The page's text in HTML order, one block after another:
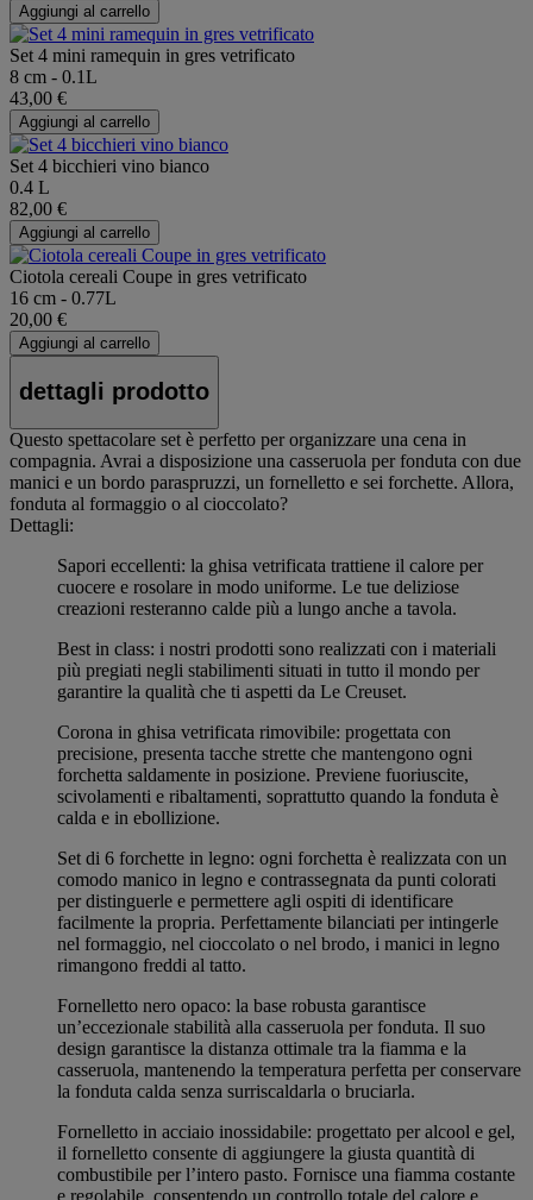
Aggiungi al carrello
Set 4 mini ramequin in gres vetrificato
8 cm - 0.1L
43,00 €
Aggiungi al carrello
Set 4 bicchieri vino bianco
0.4 L
82,00 €
Aggiungi al carrello
Ciotola cereali Coupe in gres vetrificato
16 cm - 0.77L
20,00 €
Aggiungi al carrello
dettagli prodotto
Questo spettacolare set è perfetto per organizzare una cena in
compagnia. Avrai a disposizione una casseruola per fonduta con due
manici e un bordo paraspruzzi, un fornelletto e sei forchette. Allora,
fonduta al formaggio o al cioccolato?
Dettagli:
Sapori eccellenti: la ghisa vetrificata trattiene il calore per
cuocere e rosolare in modo uniforme. Le tue deliziose
creazioni resteranno calde più a lungo anche a tavola.
Best in class: i nostri prodotti sono realizzati con i materiali
più pregiati negli stabilimenti situati in tutto il mondo per
garantire la qualità che ti aspetti da Le Creuset.
Corona in ghisa vetrificata rimovibile: progettata con
precisione, presenta tacche strette che mantengono ogni
forchetta saldamente in posizione. Previene fuoriuscite,
scivolamenti e ribaltamenti, soprattutto quando la fonduta è
calda e in ebollizione.
Set di 6 forchette in legno: ogni forchetta è realizzata con un
comodo manico in legno e contrassegnata da punti colorati
per distinguerle e permettere agli ospiti di identificare
facilmente la propria. Perfettamente bilanciati per intingerle
nel formaggio, nel cioccolato o nel brodo, i manici in legno
rimangono freddi al tatto.
Fornelletto nero opaco: la base robusta garantisce
un’eccezionale stabilità alla casseruola per fonduta. Il suo
design garantisce la distanza ottimale tra la fiamma e la
casseruola, mantenendo la temperatura perfetta per conservare
la fonduta calda senza surriscaldarla o bruciarla.
Fornelletto in acciaio inossidabile: progettato per alcool e gel,
il fornelletto consente di aggiungere la giusta quantità di
combustibile per l’intero pasto. Fornisce una fiamma costante
e regolabile, consentendo un controllo totale del calore e